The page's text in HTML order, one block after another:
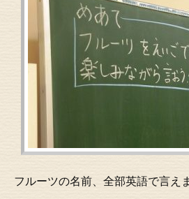
フルーツの名前、全部英語で言え